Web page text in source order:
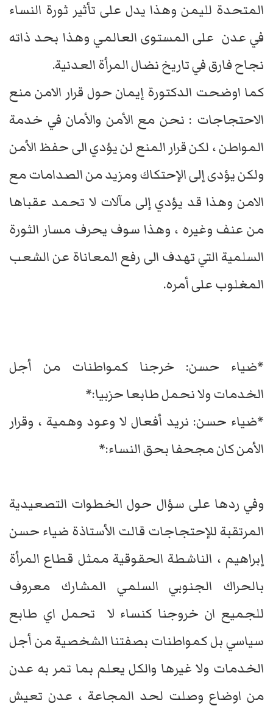
المتحدة لليمن وهذا يدل على تأثير ثورة النساء
في عدن على المستوى العالمي وهذا بحد ذاته
نجاح فارق في تاريخ نضال المرأة العدنية.
كما اوضحت الدكتورة إيمان حول قرار الامن منع
الاحتجاجات : نحن مع الأمن والأمان في خدمة
المواطن ، لكن قرار المنع لن يؤدي الى حفظ الأمن
ولكن يؤدى إلى الإحتكاك ومزيد من الصدامات مع
الامن وهذا قد يؤدي إلى مآلات لا تحمد عقباها
من عنف وغيره ، وهذا سوف يحرف مسار الثورة
السلمية التي تهدف الى رفع المعاناة عن الشعب
المغلوب على أمره.
*ضياء حسن: خرجنا كمواطنات من أجل
الخدمات ولا نحمل طابعا حزبيا:*
*ضياء حسن: نريد أفعال لا وعود وهمية ، وقرار
الأمن كان مجحفا بحق النساء:*
وفي ردها على سؤال حول الخطوات التصعيدية
المرتقبة للإحتجاجات قالت الأستاذة ضياء حسن
إبراهيم ، الناشطة الحقوقية ممثل قطاع المرأة
بالحراك الجنوبي السلمي المشارك معروف
للجميع ان خروجنا كنساء لا تحمل اي طابع
سياسي بل كمواطنات بصفتنا الشخصية من أجل
الخدمات ولا غيرها والكل يعلم بما تمر به عدن
من اوضاع وصلت لحد المجاعة ، عدن تعيش